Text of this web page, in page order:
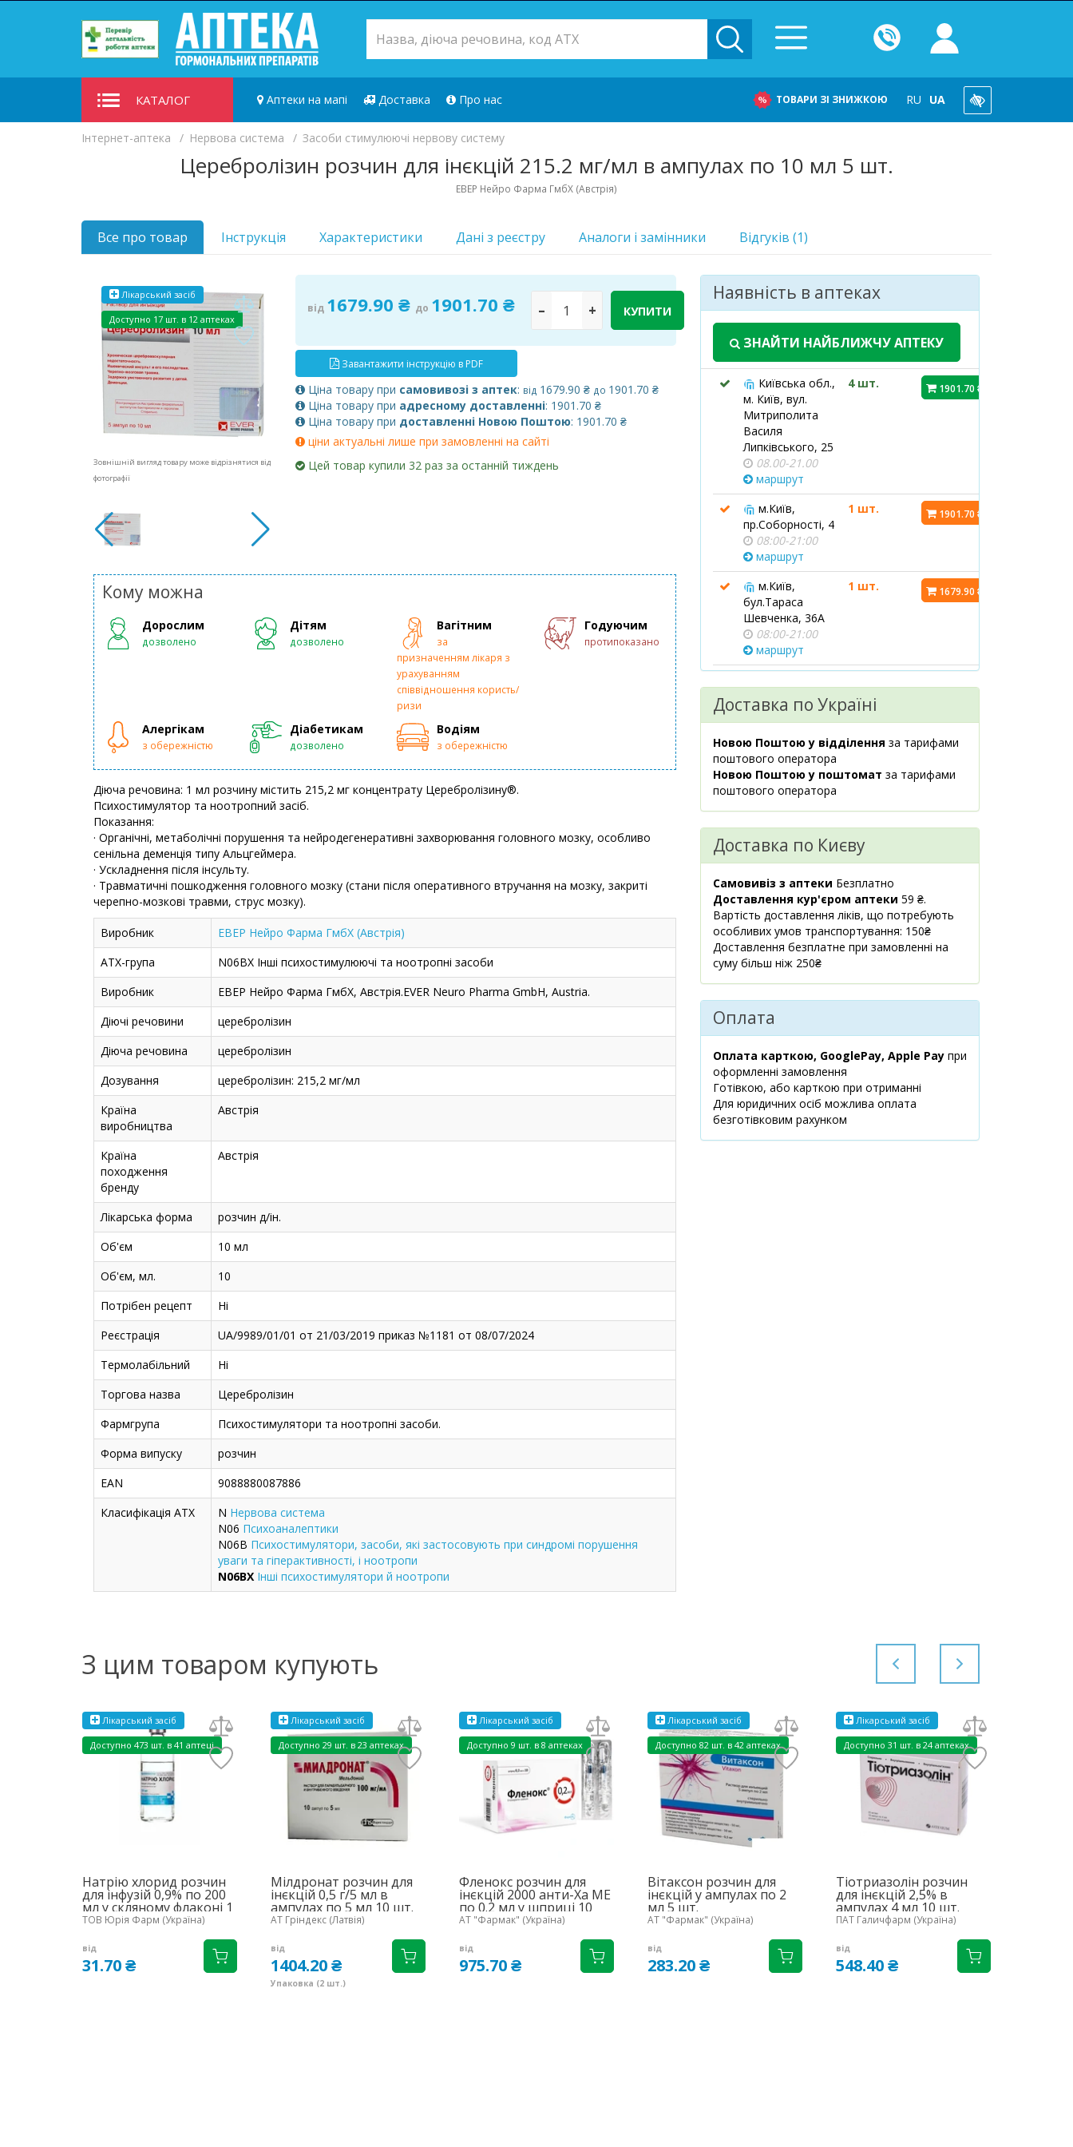
КАТАЛОГ Аптеки на мапі Доставка Про нас ТОВАРИ ЗІ ЗНИЖКОЮ RU UA
Iнтернет-аптека Нервова система Засоби стимулюючі нервову систему
Церебролізин розчин для інєкцій 215.2 мг/мл в ампулах по 10 мл 5 шт.
ЕВЕР Нейро Фарма ГмбХ (Австрія)
Все про товар Інструкція Характеристики Дані з реєстру Аналоги i замінники Відгуків (1)
Лікарський засіб
Доступно 17 шт. в 12 аптеках
Зовнішній вигляд товару може відрізнятися від
фотографії
від 1679.90 ₴ до 1901.70 ₴ – + КУПИТИ
Завантажити інструкцію в PDF
Ціна товару при самовивозі з аптек: від 1679.90 ₴ до 1901.70 ₴
Ціна товару при адресному доставленні: 1901.70 ₴
Ціна товару при доставленні Новою Поштою: 1901.70 ₴
ціни актуальні лише при замовленні на сайті
Цей товар купили 32 раз за останній тиждень
Кому можна
Дорослим
дозволено
Дітям
дозволено
Вагітним
за
призначенням лікаря з
урахуванням
співвідношення користь/
ризи
Годуючим
протипоказано
Алергікам
з обережністю
Діабетикам
дозволено
Водіям
з обережністю
Діюча речовина: 1 мл розчину містить 215,2 мг концентрату Церебролізину®.
Психостимулятор та ноотропний засіб.
Показання:
· Органічні, метаболічні порушення та нейродегенеративні захворювання головного мозку, особливо
сенільна деменція типу Альцгеймера.
· Ускладнення після інсульту.
· Травматичні пошкодження головного мозку (стани після оперативного втручання на мозку, закриті
черепно-мозкові травми, струс мозку).
Виробник
ЕВЕР Нейро Фарма ГмбХ (Австрія)
АТХ-група
N06BX Інші психостимулюючі та ноотропні засоби
Виробник
ЕВЕР Нейро Фарма ГмбХ, Австрія.EVER Neuro Pharma GmbH, Austria.
Діючі речовини
церебролізин
Діюча речовина
церебролізин
Дозування
церебролізин: 215,2 мг/мл
Країна
виробництва
Австрія
Країна
походження
бренду
Австрія
Лікарська форма
розчин д/ін.
Об'єм
10 мл
Об'єм, мл.
10
Потрібен рецепт
Ні
Реєстрація
UA/9989/01/01 от 21/03/2019 приказ №1181 от 08/07/2024
Термолабільний
Ні
Торгова назва
Церебролізин
Фармгрупа
Психостимулятори та ноотропні засоби.
Форма випуску
розчин
EAN
9088880087886
Класифікація ATX
N Нервова система
N06 Психоаналептики
N06B Психостимулятори, засоби, які застосовують при синдромі порушення
уваги та гіперактивності, і ноотропи
N06BX Інші психостимулятори й ноотропи
Наявність в аптеках
ЗНАЙТИ НАЙБЛИЖЧУ АПТЕКУ
Київська обл.,
м. Київ, вул.
Митриполита
Василя
Липківського, 25
08.00-21.00
маршрут
4 шт. 1901.70 ₴
м.Київ,
пр.Соборності, 4
08:00-21:00
маршрут
1 шт. 1901.70 ₴
м.Київ,
бул.Тараса
Шевченка, 36А
08:00-21:00
маршрут
1 шт. 1679.90 ₴
Лук`яненка, 29
08:00-21:00
маршрут
1901.70 ₴
м.Київ,
бул.Лесі
3 шт. 1679.90 ₴
м.Київ,
вул.Практична, 2
08:00-21:00
маршрут
1 шт.
м.Київ,
вул.Липківського
08:00-22:00
маршрут
1 шт. 1901.70 ₴
Київська обл.,
м.Українка,
вул.Київська, 1В
08:00-21:00
Доставка по Україні
Новою Поштою у відділення за тарифами
поштового оператора
Новою Поштою у поштомат за тарифами
поштового оператора
Доставка по Києву
Самовивіз з аптеки Безплатно
Доставлення кур'єром аптеки 59 ₴.
Вартість доставлення ліків, що потребують
особливих умов транспортування: 150₴
Доставлення безплатне при замовленні на
суму більш ніж 250₴
Оплата
Оплата карткою, GooglePay, Apple Pay при
оформленні замовлення
Готівкою, або карткою при отриманні
Для юридичних осіб можлива оплата
безготівковим рахунком
З цим товаром купують
Лікарський засіб
Доступно 473 шт. в 41 аптеці
Натрію хлорид розчин
для інфузій 0,9% по 200
мл у скляному флаконі 1
шт. - Юрія-Фарм
ТОВ Юрія Фарм (Україна)
від
31.70 ₴
Лікарський засіб
Доступно 29 шт. в 23 аптеках
Мілдронат розчин для
інєкцій 0,5 г/5 мл в
ампулах по 5 мл 10 шт.
(5х2)
АТ Гріндекс (Латвія)
від
1404.20 ₴
Упаковка (2 шт.)
Лікарський засіб
Доступно 9 шт. в 8 аптеках
Фленокс розчин для
інєкцій 2000 анти-Ха МЕ
по 0.2 мл у шприці 10
шт.
АТ "Фармак" (Україна)
від
975.70 ₴
Лікарський засіб
Доступно 82 шт. в 42 аптеках
Вітаксон розчин для
інєкцій у ампулах по 2
мл 5 шт.
АТ "Фармак" (Україна)
від
283.20 ₴
Лікарський засіб
Доступно 31 шт. в 24 аптеках
Тіотриазолін розчин
для інєкцій 2,5% в
ампулах 4 мл 10 шт.
ПАТ Галичфарм (Україна)
від
548.40 ₴